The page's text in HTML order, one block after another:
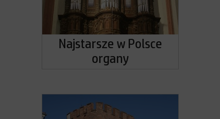
Najstarsze w Polsce
organy